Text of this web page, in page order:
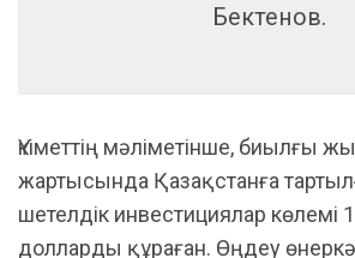
Бектенов.
Үкіметтің мәліметінше, биылғы
жартысында Қазақстанға
шетелдік инвестициялар көлемі
долларды құраған. Өңдеу